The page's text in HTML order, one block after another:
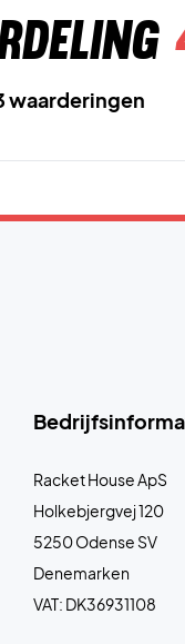
waarderingen
Racket House ApS
Holkebjergvej 120
5250 Odense SV
Denemarken
VAT: DK36931108